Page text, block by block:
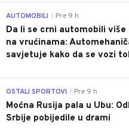
AUTOMOBILI Pre 9 h
Da li se crni automobili više
na vrućinama:
savjetuje kako da se vozi
OSTALI SPORTOVI Pre 9 h
Moćna Rusija pala u Ubu:
Srbije pobijedile u drami